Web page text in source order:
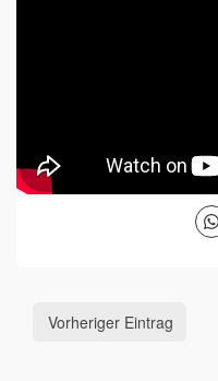
Vorheriger Eintrag